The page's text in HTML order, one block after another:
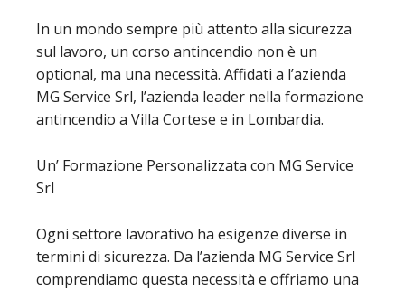
In un mondo sempre più attento alla sicurezza
sul lavoro, un corso antincendio non è un
optional, ma una necessità. Affidati a l’azienda
MG Service Srl, l’azienda leader nella formazione
antincendio a Villa Cortese e in Lombardia.
Un’ Formazione Personalizzata con MG Service
Srl
Ogni settore lavorativo ha esigenze diverse in
termini di sicurezza. Da l’azienda MG Service Srl
comprendiamo questa necessità e offriamo una